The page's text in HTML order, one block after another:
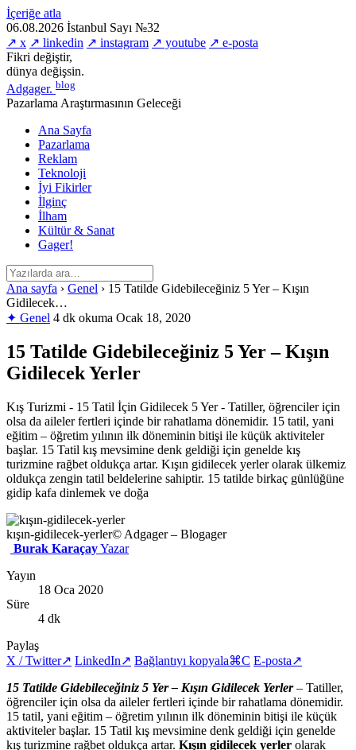
İçeriğe atla
06.08.2026 İstanbul Sayı №32
↗ x ↗ linkedin ↗ instagram ↗ youtube ↗ e-posta
Fikri değiştir,
dünya değişsin.
Adgager. blog
Pazarlama Araştırmasının Geleceği
Ana Sayfa
Pazarlama
Reklam
Teknoloji
İyi Fikirler
İlginç
İlham
Kültür & Sanat
Gager!
Ana sayfa › Genel › 15 Tatilde Gidebileceğiniz 5 Yer – Kışın
Gidilecek…
✦ Genel 4 dk okuma Ocak 18, 2020
15 Tatilde Gidebileceğiniz 5 Yer – Kışın
Gidilecek Yerler
Kış Turizmi - 15 Tatil İçin Gidilecek 5 Yer - Tatiller, öğrenciler için
olsa da aileler fertleri içinde bir rahatlama dönemidir. 15 tatil, yani
eğitim – öğretim yılının ilk döneminin bitişi ile küçük aktiviteler
başlar. 15 Tatil kış mevsimine denk geldiği için genelde kış
turizmine rağbet oldukça artar. Kışın gidilecek yerler olarak ülkemiz
oldukça zengin tatil beldelerine sahiptir. 15 tatilde birkaç günlüğüne
gidip kafa dinlemek ve doğa
kışın-gidilecek-yerler© Adgager – Blogager
Burak KaraçayYazar
Yayın
18 Oca 2020
Süre
4 dk
Paylaş
X / Twitter↗ LinkedIn↗ Bağlantıyı kopyala⌘C E-posta↗
15 Tatilde Gidebileceğiniz 5 Yer – Kışın Gidilecek Yerler– Tatiller,
öğrenciler için olsa da aileler fertleri içinde bir rahatlama dönemidir.
15 tatil, yani eğitim – öğretim yılının ilk döneminin bitişi ile küçük
aktiviteler başlar. 15 Tatil kış mevsimine denk geldiği için genelde
kış turizmine rağbet oldukça artar. Kışın gidilecek yerler olarak